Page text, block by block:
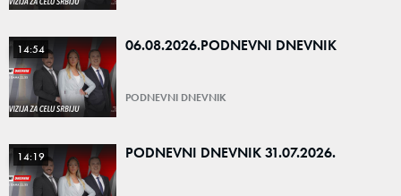
14:54 06.08.2026.PODNEVNI DNEVNIK
PODNEVNI DNEVNIK
14:19 PODNEVNI DNEVNIK 31.07.2026.